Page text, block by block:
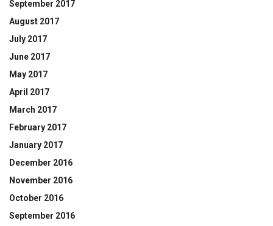
September 2017
August 2017
July 2017
June 2017
May 2017
April 2017
March 2017
February 2017
January 2017
December 2016
November 2016
October 2016
September 2016